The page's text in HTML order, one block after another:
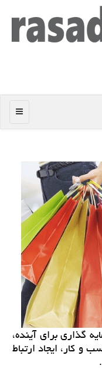
منو
گذاری برای آینده،
و كار، ایجاد ارتباط